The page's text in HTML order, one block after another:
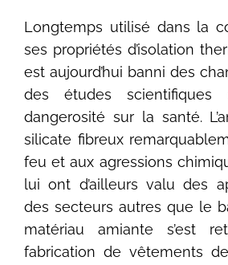
Longtemps utilisé dans la
ses propriétés d’isolation
est aujourd’hui banni des
des études
dangerosité sur la santé.
silicate fibreux
feu et aux agressions
lui ont d’ailleurs valu des
des secteurs autres que le
matériau amiante s’est
fabrication de vêtements